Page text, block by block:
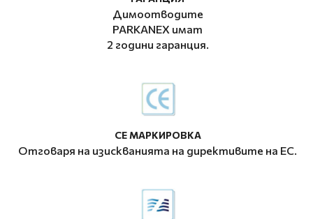
Димоотводите
PARKANEX имат
2 години гаранция.
CE МАРКИРОВКА
Отговаря на изискванията на директивите на ЕС.